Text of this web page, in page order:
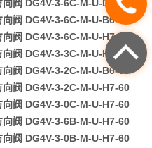
阀 DG4V-3-6C-M-U-D6-60
阀 DG4V-3-6C-M-U-B6-60
阀 DG4V-3-6C-M-U-H7-60
阀 DG4V-3-3C-M-U-H7-60
阀 DG4V-3-2C-M-U-B6-60
阀 DG4V-3-2C-M-U-H7-60
阀 DG4V-3-0C-M-U-H7-60
阀 DG4V-3-6B-M-U-H7-60
阀 DG4V-3-0B-M-U-H7-60